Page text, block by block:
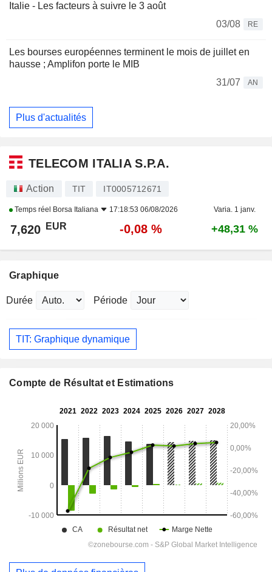
Italie - Les facteurs à suivre le 3 août
03/08
RE
Les bourses européennes terminent le mois de juillet en
hausse ; Amplifon porte le MIB
31/07
AN
Plus d'actualités
TELECOM ITALIA S.P.A.
Action TIT IT0005712671
Temps réel Borsa Italiana 17:18:53 06/08/2026 Varia. 1 janv.
7,620 EUR -0,08 % +48,31 %
Graphique
Durée Période
TIT: Graphique dynamique
Compte de Résultat et Estimations